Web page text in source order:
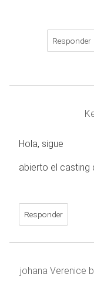
Responder
Hola, sigue
abierto el casting
Responder
johana Verenice